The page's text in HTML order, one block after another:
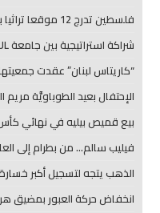
فلسطين تدرج 12 موقعا تراثيا بقائمة اليونسكو التمهيدية
شراكة استراتيجية بين جامعة AUL وجمعية “بيروتيات”
“كاريتاس لبنان” عقدت
الإحتفال بعيد الطوباويَّة مريم
بيع قميص بيليه في نهائي كأس
فيليب سالم… من بطرام إلى
الذهب يتجه لتسجيل أكبر
انخفاض حركة العبور بمضيق